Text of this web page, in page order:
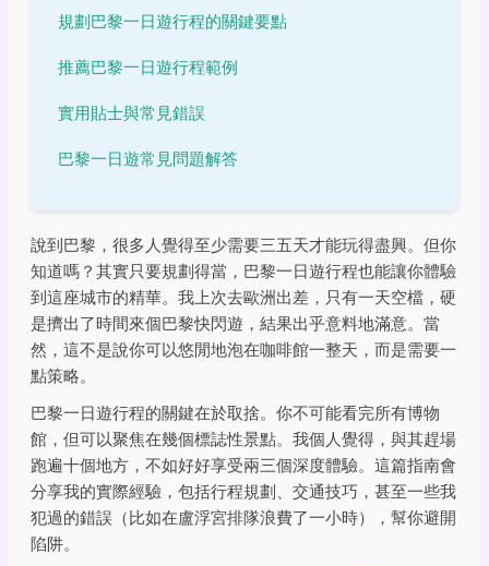
規劃巴黎一日遊行程的關鍵要點
推薦巴黎一日遊行程範例
實用貼士與常見錯誤
巴黎一日遊常見問題解答
說到巴黎，很多人覺得至少需要三五天才能玩得盡興。但你
知道嗎？其實只要規劃得當，巴黎一日遊行程也能讓你體驗
到這座城市的精華。我上次去歐洲出差，只有一天空檔，硬
是擠出了時間來個巴黎快閃遊，結果出乎意料地滿意。當
然，這不是說你可以悠閒地泡在咖啡館一整天，而是需要一
點策略。
巴黎一日遊行程的關鍵在於取捨。你不可能看完所有博物
館，但可以聚焦在幾個標誌性景點。我個人覺得，與其趕場
跑遍十個地方，不如好好享受兩三個深度體驗。這篇指南會
分享我的實際經驗，包括行程規劃、交通技巧，甚至一些我
犯過的錯誤（比如在盧浮宮排隊浪費了一小時），幫你避開
陷阱。